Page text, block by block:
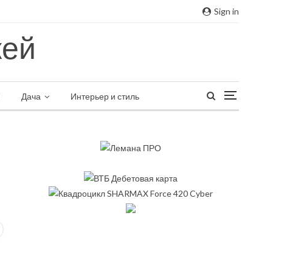
Sign in
Дача Интерьер и стиль